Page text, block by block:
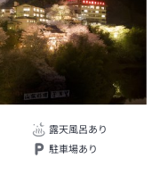
露天風呂あり
駐車場あり